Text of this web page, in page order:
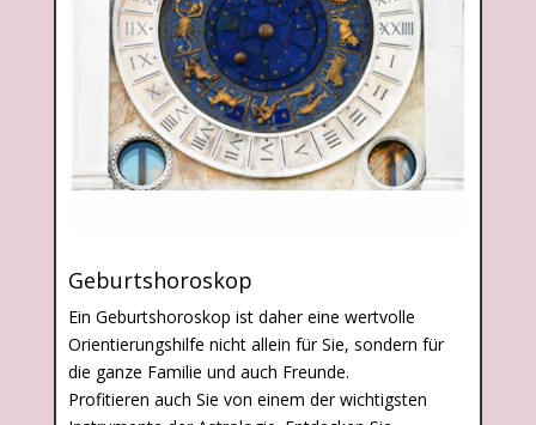
Geburtshoroskop
Ein Geburtshoroskop ist daher eine wertvolle
Orientierungshilfe nicht allein für Sie, sondern für
die ganze Familie und auch Freunde.
Profitieren auch Sie von einem der wichtigsten